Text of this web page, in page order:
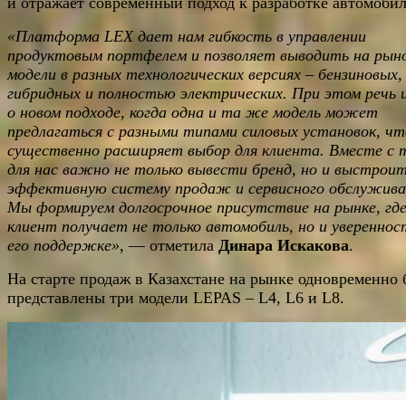
«Платформа LEX дает нам гибкость в управлении
продуктовым портфелем и позволяет выводить на
модели в разных технологических версиях – бензиновых,
гибридных и полностью электрических. При этом речь
о новом подходе, когда одна и та же модель может
предлагаться с разными типами силовых установок,
существенно расширяет выбор для клиента. Вместе с
для нас важно не только вывести бренд, но и
эффективную систему продаж и сервисного
Мы формируем долгосрочное присутствие на рынке, где
клиент получает не только автомобиль, но и
его поддержке», — отметила Динара Искакова.
На старте продаж в Казахстане на рынке одновременно
представлены три модели LEPAS – L4, L6 и L8.